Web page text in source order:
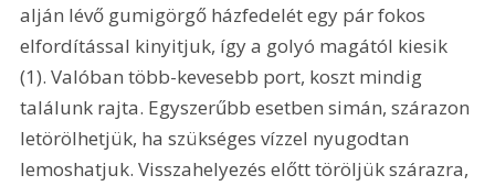
alján lévő gumigörgő házfedelét egy pár fokos
elfordítással kinyitjuk, így a golyó magától kiesik
(1). Valóban több-kevesebb port, koszt mindig
találunk rajta. Egyszerűbb esetben simán, szárazon
letörölhetjük, ha szükséges vízzel nyugodtan
lemoshatjuk. Visszahelyezés előtt töröljük szárazra,